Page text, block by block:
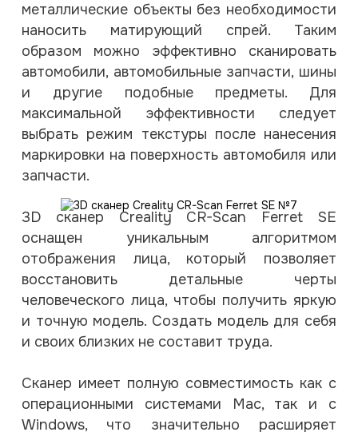
металлические объекты без необходимости
наносить матирующий спрей. Таким
образом можно эффективно сканировать
автомобили, автомобильные запчасти, шины
и другие подобные предметы. Для
максимальной эффективности следует
выбрать режим текстуры после нанесения
маркировки на поверхность автомобиля или
запчасти.
3D сканер Creality CR-Scan Ferret SE
оснащен уникальным алгоритмом
отображения лица, который позволяет
восстановить детальные черты
человеческого лица, чтобы получить яркую
и точную модель. Создать модель для себя
и своих близких не составит труда.
Сканер имеет полную совместимость как с
операционными системами Mac, так и с
Windows, что значительно расширяет